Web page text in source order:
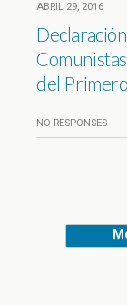
ABRIL 29, 2016
del
NO RESPONSES